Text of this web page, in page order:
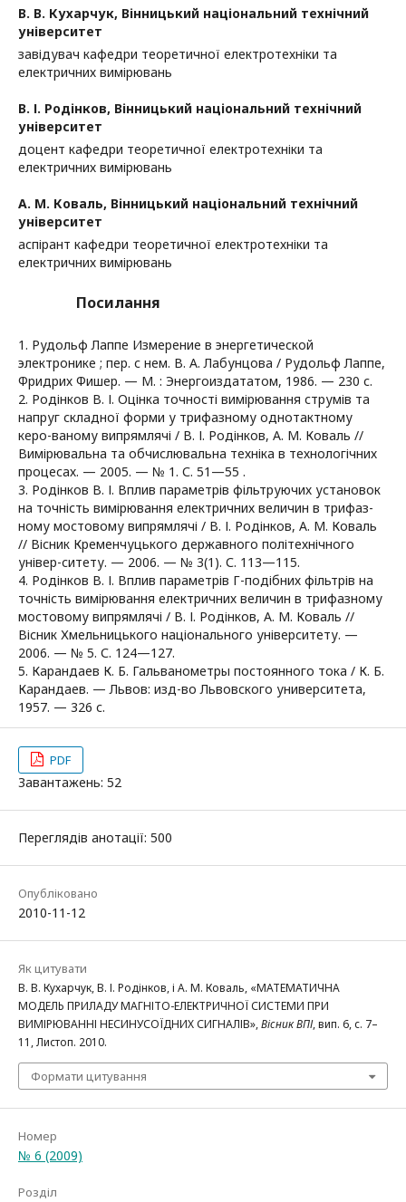
В. В. Кухарчук, Вінницький національний технічний
університет
завідувач кафедри теоретичної електротехніки та
електричних вимірювань
В. І. Родінков, Вінницький національний технічний
університет
доцент кафедри теоретичної електротехніки та
електричних вимірювань
А. М. Коваль, Вінницький національний технічний
університет
аспірант кафедри теоретичної електротехніки та
електричних вимірювань
Посилання
1. Рудольф Лаппе Измерение в энергетической
электронике ; пер. с нем. В. А. Лабунцова / Рудольф Лаппе,
Фридрих Фишер. — М. : Энергоиздататом, 1986. — 230 с.
2. Родінков В. І. Оцінка точності вимірювання струмів та
напруг складної форми у трифазному однотактному
керо-ваному випрямлячі / В. І. Родінков, А. М. Коваль //
Вимірювальна та обчислювальна техніка в технологічних
процесах. — 2005. — № 1. С. 51—55 .
3. Родінков В. І. Вплив параметрів фільтруючих установок
на точність вимірювання електричних величин в трифаз-
ному мостовому випрямлячі / В. І. Родінков, А. М. Коваль
// Вісник Кременчуцького державного політехнічного
універ-ситету. — 2006. — № 3(1). С. 113—115.
4. Родінков В. І. Вплив параметрів Г-подібних фільтрів на
точність вимірювання електричних величин в трифазному
мостовому випрямлячі / В. І. Родінков, А. М. Коваль //
Вісник Хмельницького національного університету. —
2006. — № 5. С. 124—127.
5. Карандаев К. Б. Гальванометры постоянного тока / К. Б.
Карандаев. — Львов: изд-во Львовского университета,
1957. — 326 с.
PDF
Завантажень: 52
Переглядів анотації: 500
Опубліковано
2010-11-12
Як цитувати
В. В. Кухарчук, В. І. Родінков, і А. М. Коваль, «МАТЕМАТИЧНА
МОДЕЛЬ ПРИЛАДУ МАГНІТО-ЕЛЕКТРИЧНОЇ СИСТЕМИ ПРИ
ВИМІРЮВАННІ НЕСИНУСОЇДНИХ СИГНАЛІВ»,Вісник ВПІ, вип. 6, с. 7–
11, Листоп. 2010.
Формати цитування
Номер
№ 6 (2009)
Розділ